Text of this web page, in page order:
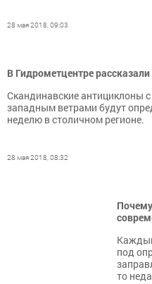
28 мая 2018, 09:03
В Гидрометцентре
Скандинавские антициклоны
западным ветрами будут
неделю в столичном регионе.
28 мая 2018, 08:32
под
то